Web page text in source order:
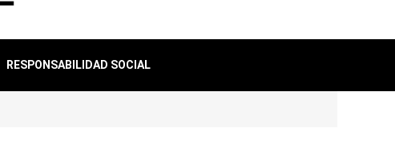
RESPONSABILIDAD SOCIAL